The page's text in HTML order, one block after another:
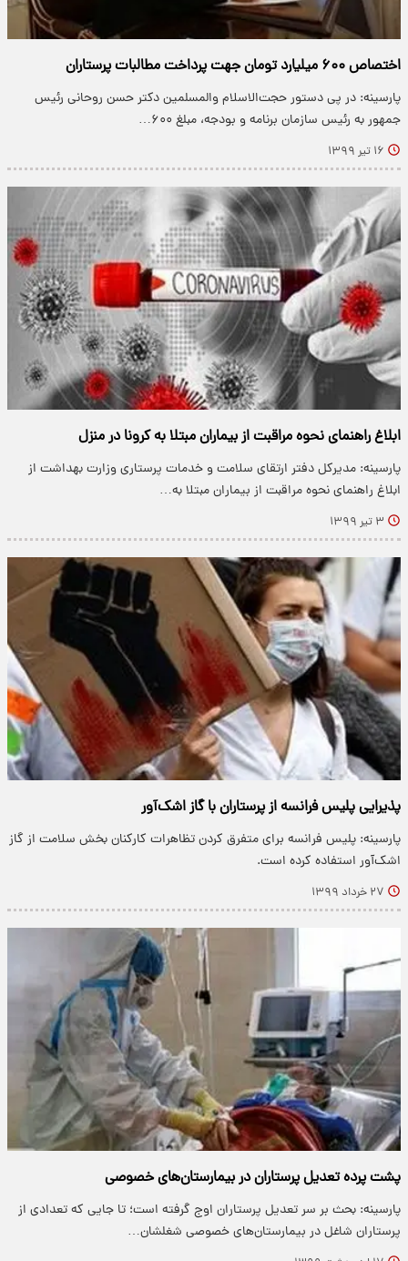
اختصاص ۶۰۰ میلیارد تومان جهت پرداخت مطالبات پرستاران
پارسینه: در پی دستور حجت‌الاسلام والمسلمین دکتر حسن روحانی رئیس
جمهور به رئیس سازمان برنامه و بودجه، مبلغ ۶۰۰…
۱۶ تیر ۱۳۹۹
ابلاغ راهنمای نحوه مراقبت از بیماران مبتلا به کرونا در منزل
پارسینه: مدیرکل دفتر ارتقای سلامت و خدمات پرستاری وزارت بهداشت از
ابلاغ راهنمای نحوه مراقبت از بیماران مبتلا به…
۳ تیر ۱۳۹۹
پذیرایی پلیس فرانسه از پرستاران با گاز اشک‌آور
پارسینه: پلیس فرانسه برای متفرق کردن تظاهرات کارکنان بخش سلامت از گاز
اشک‌آور استفاده کرده است.
۲۷ خرداد ۱۳۹۹
پشت پرده تعدیل پرستاران در بیمارستان‌های خصوصی
پارسینه: بحث بر سر تعدیل پرستاران اوج گرفته است؛ تا جایی که تعدادی از
پرستاران شاغل در بیمارستان‌های خصوصی شغلشان…